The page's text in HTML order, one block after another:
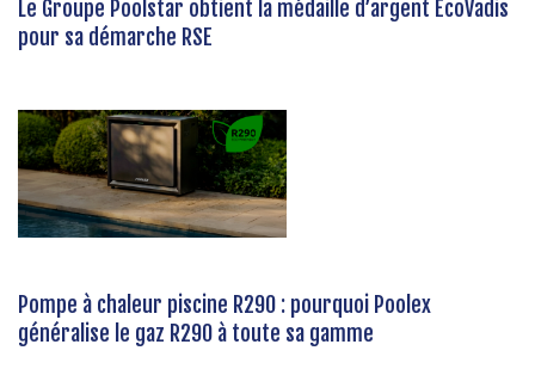
Le Groupe Poolstar obtient la médaille d’argent EcoVadis
pour sa démarche RSE
Pompe à chaleur piscine R290 : pourquoi Poolex
généralise le gaz R290 à toute sa gamme